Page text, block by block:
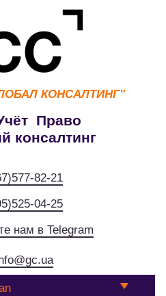
КОНСАЛТИНГ"
Право
консалтинг
82-21
04-25
нам в Telegram